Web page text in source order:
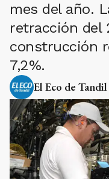
mes del año.
retracción del
construcción
7,2%.
El Eco de Tandil